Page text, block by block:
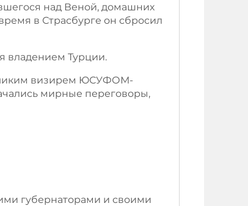
над Веной, домашних
в Страсбурге он сбросил
владением Турции.
визирем ЮСУФОМ-
мирные переговоры,
губернаторами и своими